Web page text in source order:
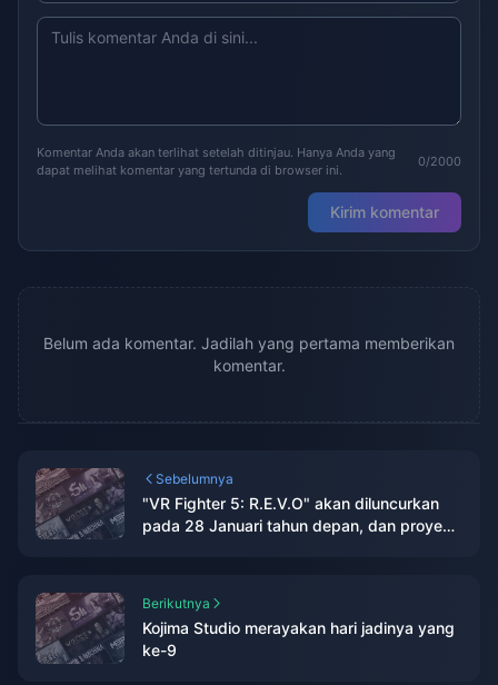
Komentar Anda akan terlihat setelah ditinjau. Hanya Anda yang
dapat melihat komentar yang tertunda di browser ini.
0/2000
Kirim komentar
Belum ada komentar. Jadilah yang pertama memberikan
komentar.
Sebelumnya
"VR Fighter 5: R.E.V.O" akan diluncurkan
pada 28 Januari tahun depan, dan proyek
Berikutnya
Kojima Studio merayakan hari jadinya yang
ke-9